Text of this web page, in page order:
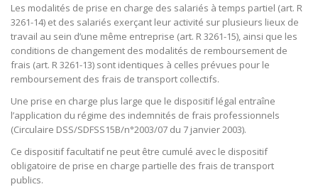
Les modalités de prise en charge des salariés à temps partiel (art. R
3261-14) et des salariés exerçant leur activité sur plusieurs lieux de
travail au sein d’une même entreprise (art. R 3261-15), ainsi que les
conditions de changement des modalités de remboursement de
frais (art. R 3261-13) sont identiques à celles prévues pour le
remboursement des frais de transport collectifs.
Une prise en charge plus large que le dispositif légal entraîne
l’application du régime des indemnités de frais professionnels
(Circulaire DSS/SDFSS15B/n°2003/07 du 7 janvier 2003).
Ce dispositif facultatif ne peut être cumulé avec le dispositif
obligatoire de prise en charge partielle des frais de transport
publics.